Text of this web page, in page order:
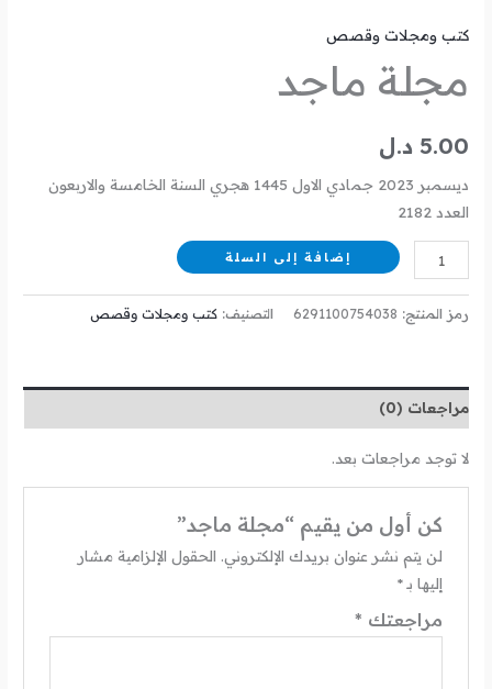
كتب ومجلات وقصص
مجلة ماجد
5.00 د.ل
ديسمبر 2023 جمادي الاول 1445 هجري السنة الخامسة والاربعون
العدد 2182
إضافة إلى السلة
رمز المنتج: 6291100754038 التصنيف:كتب ومجلات وقصص
مراجعات (0)
لا توجد مراجعات بعد.
كن أول من يقيم “مجلة ماجد”
لن يتم نشر عنوان بريدك الإلكتروني. الحقول الإلزامية مشار
إليها بـ*
مراجعتك *